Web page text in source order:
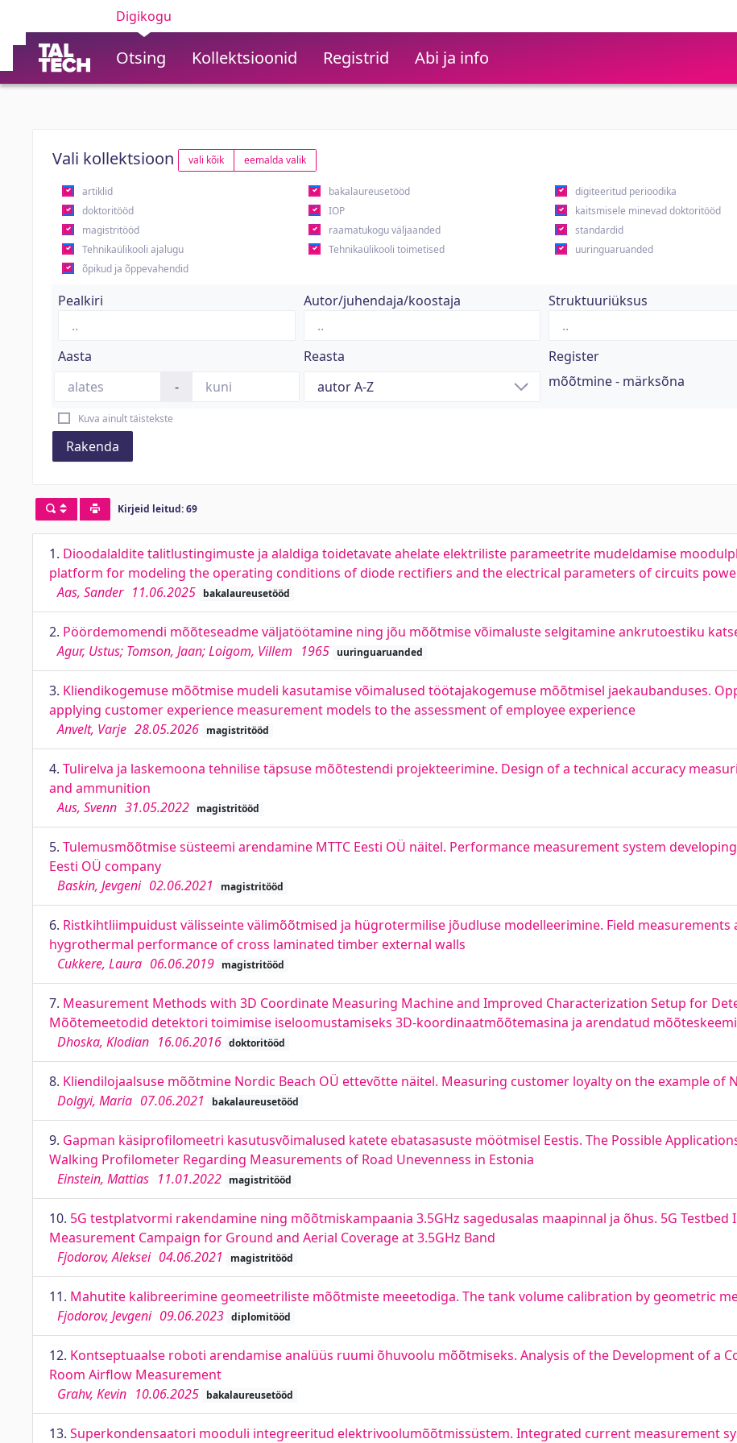
Digikogu
Otsing Kollektsioonid Registrid Abi ja info
Vali kollektsioon vali kõik eemalda valik
artiklid bakalaureusetööd digiteeritud perioodika
doktoritööd
IOP kaitsmisele minevad doktoritööd
magistritööd
raamatukogu väljaanded standardid
Tehnikaülikooli ajalugu
Tehnikaülikooli toimetised uuringuaruanded
õpikud ja õppevahendid
Pealkiri Autor/juhendaja/koostaja Struktuuriüksus
Aasta
-
Reasta
Register
mõõtmine - märksõna
Kuva ainult täistekste
Rakenda
Kirjeid leitud: 69
1. Dioodalaldite talitlustingimuste ja alaldiga toidetavate ahelate elektriliste parameetrite mudeldamise
platform for modeling the operating conditions of diode rectifiers and the electrical parameters of circuits
Aas, Sander 11.06.2025 bakalaureusetööd
2. Pöördemomendi mõõteseadme väljatöötamine ning jõu mõõtmise võimaluste selgitamine ankrutoestiku
Agur, Ustus; Tomson, Jaan; Loigom, Villem 1965 uuringuaruanded
3. Kliendikogemuse mõõtmise mudeli kasutamise võimalused töötajakogemuse mõõtmisel jaekaubanduses.
applying customer experience measurement models to the assessment of employee experience
Anvelt, Varje 28.05.2026 magistritööd
4. Tulirelva ja laskemoona tehnilise täpsuse mõõtestendi projekteerimine. Design of a technical accuracy
and ammunition
Aus, Svenn 31.05.2022 magistritööd
5. Tulemusmõõtmise süsteemi arendamine MTTC Eesti OÜ näitel. Performance measurement system
Eesti OÜ company
Baskin, Jevgeni 02.06.2021 magistritööd
6. Ristkihtliimpuidust välisseinte välimõõtmised ja hügrotermilise jõudluse modelleerimine. Field measurements
hygrothermal performance of cross laminated timber external walls
Cukkere, Laura 06.06.2019 magistritööd
7. Measurement Methods with 3D Coordinate Measuring Machine and Improved Characterization Setup for
Mõõtemeetodid detektori toimimise iseloomustamiseks 3D-koordinaatmõõtemasina ja arendatud
Dhoska, Klodian 16.06.2016 doktoritööd
8. Kliendilojaalsuse mõõtmine Nordic Beach OÜ ettevõtte näitel. Measuring customer loyalty on the example of
Dolgyi, Maria 07.06.2021 bakalaureusetööd
9. Gapman käsiprofilomeetri kasutusvõimalused katete ebatasasuste möötmisel Eestis. The Possible
Walking Profilometer Regarding Measurements of Road Unevenness in Estonia
Einstein, Mattias 11.01.2022 magistritööd
10. 5G testplatvormi rakendamine ning mõõtmiskampaania 3.5GHz sagedusalas maapinnal ja õhus. 5G
Measurement Campaign for Ground and Aerial Coverage at 3.5GHz Band
Fjodorov, Aleksei 04.06.2021 magistritööd
11. Mahutite kalibreerimine geomeetriliste mõõtmiste meeetodiga. The tank volume calibration by geometric
Fjodorov, Jevgeni 09.06.2023 diplomitööd
12. Kontseptuaalse roboti arendamise analüüs ruumi õhuvoolu mõõtmiseks. Analysis of the Development of a
Room Airflow Measurement
Grahv, Kevin 10.06.2025 bakalaureusetööd
13. Superkondensaatori mooduli integreeritud elektrivoolumõõtmissüstem. Integrated current measurement